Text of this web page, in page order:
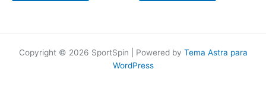
Copyright © 2026 SportSpin | Powered by Tema Astra para
WordPress